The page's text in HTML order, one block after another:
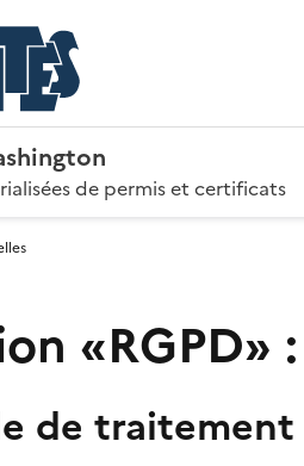
de permis et certificats
«RGPD»
de traitement